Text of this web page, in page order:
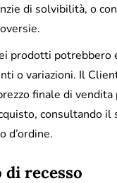
di solvibilità, o
prodotti potrebbero
o variazioni. Il
finale di vendita
consultando
d’ordine.
recesso